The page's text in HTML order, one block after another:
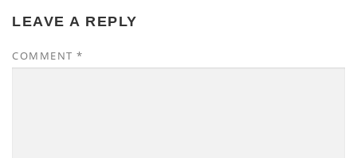
LEAVE A REPLY
COMMENT *